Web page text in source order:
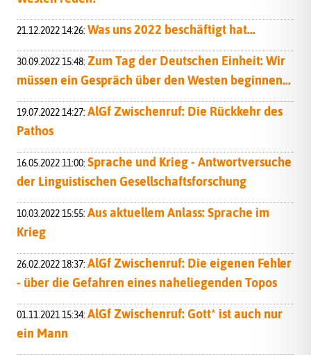
21.12.2022 14:26: Was uns 2022 beschäftigt hat...
30.09.2022 15:48: Zum Tag der Deutschen Einheit: Wir
müssen ein Gespräch über den Westen beginnen...
19.07.2022 14:27: AlGf Zwischenruf: Die Rückkehr des
Pathos
16.05.2022 11:00: Sprache und Krieg - Antwortversuche
der Linguistischen Gesellschaftsforschung
10.03.2022 15:55: Aus aktuellem Anlass: Sprache im
Krieg
26.02.2022 18:37: AlGf Zwischenruf: Die eigenen Fehler
- über die Gefahren eines naheliegenden Topos
01.11.2021 15:34: AlGf Zwischenruf: Gott* ist auch nur
ein Mann